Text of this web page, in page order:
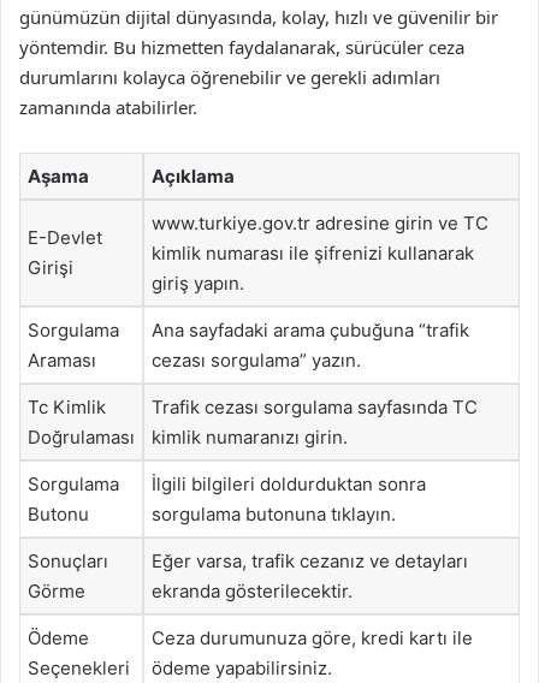
günümüzün dijital dünyasında, kolay, hızlı ve güvenilir bir
yöntemdir. Bu hizmetten faydalanarak, sürücüler ceza
durumlarını kolayca öğrenebilir ve gerekli adımları
zamanında atabilirler.
Aşama Açıklama
E-Devlet
Girişi
www.turkiye.gov.tr adresine girin ve TC
kimlik numarası ile şifrenizi kullanarak
giriş yapın.
Sorgulama
Araması
Ana sayfadaki arama çubuğuna “trafik
cezası sorgulama” yazın.
Tc Kimlik
Doğrulaması
Trafik cezası sorgulama sayfasında TC
kimlik numaranızı girin.
Sorgulama
Butonu
İlgili bilgileri doldurduktan sonra
sorgulama butonuna tıklayın.
Sonuçları
Görme
Eğer varsa, trafik cezanız ve detayları
ekranda gösterilecektir.
Ödeme
Seçenekleri
Ceza durumunuza göre, kredi kartı ile
ödeme yapabilirsiniz.